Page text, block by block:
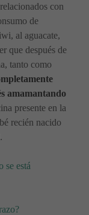
con
de
al aguacate,
que después de
tanto como
amamantando
presente en la
recién nacido
se está